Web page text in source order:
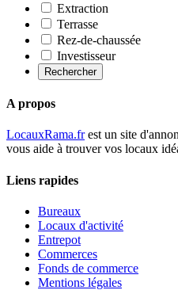
Extraction
Terrasse
Rez-de-chaussée
Investisseur
Rechercher
A propos
LocauxRama.frest un site
vous aide à trouver vos locaux
Liens rapides
Bureaux
Locaux d'activité
Entrepot
Commerces
Fonds de commerce
Mentions légales